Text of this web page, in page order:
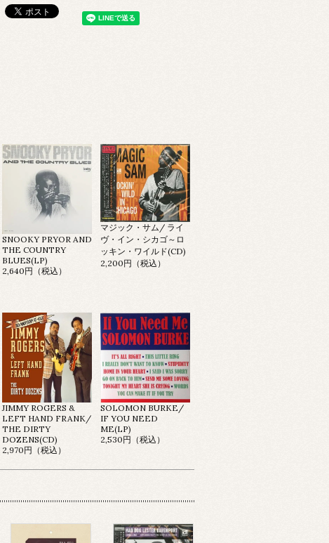
SNOOKY PRYOR AND
THE COUNTRY
BLUES(LP)
2,640円（税込）
マジック・サム/ ライ
ヴ・イン・シカゴ～ロ
ッキン・ワイルド(CD)
2,200円（税込）
JIMMY ROGERS &
LEFT HAND FRANK/
THE DIRTY
DOZENS(CD)
2,970円（税込）
SOLOMON BURKE/
IF YOU NEED
ME(LP)
2,530円（税込）